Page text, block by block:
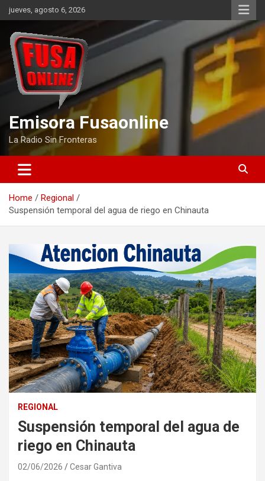
Skip
to
content
jueves, agosto 6, 2026
Emisora Fusaonline
La Radio Sin Fronteras
Home
Regional
Suspensión temporal del agua de riego en Chinauta
REGIONAL
Suspensión temporal del agua de
riego en Chinauta
02/06/2026 Cesar Gantiva